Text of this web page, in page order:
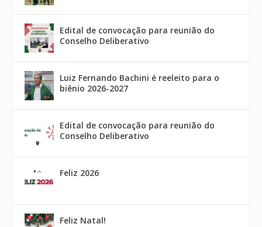
Edital de convocação para reunião do
Conselho Deliberativo
Luiz Fernando Bachini é reeleito para o
biênio 2026-2027
Edital de convocação para reunião do
Conselho Deliberativo
Feliz 2026
Feliz Natal!